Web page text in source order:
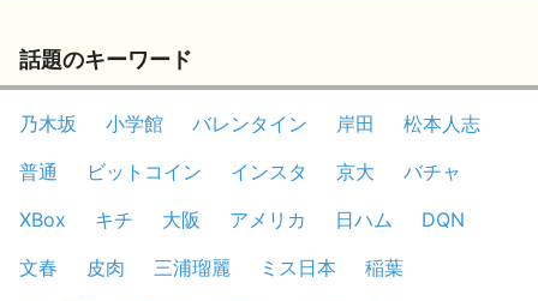
話題のキーワード
乃木坂 小学館 バレンタイン 岸田
松本人志
普通
ビットコイン インスタ 京大
バチャ
XBox
キチ 大阪 アメリカ 日ハム
DQN
文春
皮肉 三浦瑠麗 ミス日本
稲葉